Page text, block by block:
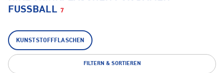
FUSSBALL
7
KUNSTSTOFFFLASCHEN
FILTERN & SORTIEREN